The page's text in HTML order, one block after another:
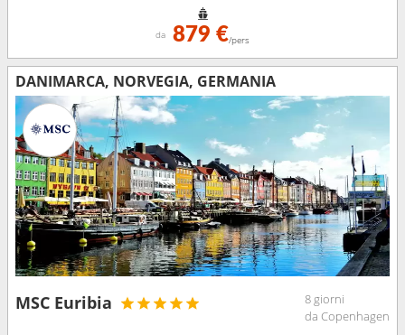
da 879 €/pers
DANIMARCA, NORVEGIA, GERMANIA
MSC Euribia
8 giorni
da Copenhagen